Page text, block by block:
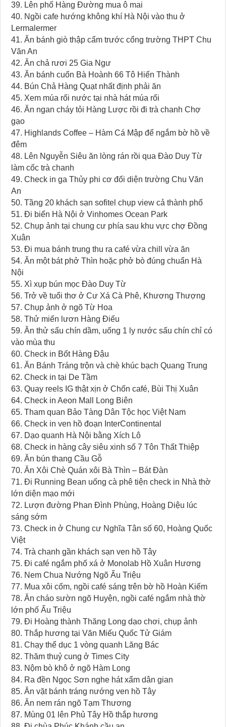
39. Lên phố Hàng Đường mua ô mai
40. Ngồi cafe hướng không khí Hà Nội vào thu ở
Lermalermer
41. Ăn bánh giò thập cẩm trước cổng trường THPT Chu
Văn An
42. Ăn chả rươi 25 Gia Ngư
43. Ăn bánh cuốn Bà Hoành 66 Tô Hiến Thành
44. Bún Chả Hàng Quạt nhất định phải ăn
45. Xem múa rối nước tại nhà hát múa rối
46. Ăn ngan cháy tỏi Hàng Lược rồi đi trà chanh Chợ
gạo
47. Highlands Coffee – Hàm Cá Mập để ngắm bờ hồ về
đêm
48. Lên Nguyễn Siêu ăn lòng rán rồi qua Đào Duy Từ
làm cốc trà chanh
49. Check in ga Thủy phi cơ đối diện trường Chu Văn
An
50. Tầng 20 khách sạn sofitel chụp view cả thành phố
51. Đi biển Hà Nội ở Vinhomes Ocean Park
52. Chụp ảnh tại chung cư phía sau khu vực chợ Đồng
Xuân
53. Đi mua bánh trung thu ra café vừa chill vừa ăn
54. Ăn một bát phở Thìn hoặc phở bò đúng chuẩn Hà
Nội
55. Xì xụp bún mọc Đào Duy Từ
56. Trở về tuổi thơ ở Cư Xá Cà Phê, Khương Thượng
57. Chụp ảnh ở ngõ Từ Hoa
58. Thử miến lươn Hàng Điếu
59. Ăn thử sấu chín dầm, uống 1 ly nước sấu chín chỉ có
vào mùa thu
60. Check in Bốt Hàng Đậu
61. Ăn Bánh Tráng trộn và chè khúc bạch Quang Trung
62. Check in tại De Tầm
63. Quay reels IG thật xịn ở Chốn café, Bùi Thị Xuân
64. Check in Aeon Mall Long Biên
65. Tham quan Bảo Tàng Dân Tộc học Việt Nam
66. Check in ven hồ đoạn InterContinental
67. Dạo quanh Hà Nội bằng Xích Lô
68. Check in hàng cây siêu xinh số 7 Tôn Thất Thiệp
69. Ăn bún thang Cầu Gỗ
70. Ăn Xôi Chè Quán xôi Bà Thìn – Bát Đàn
71. Đi Running Bean uống cà phê tiện check in Nhà thờ
lớn diện mạo mới
72. Lượn đường Phan Đình Phùng, Hoàng Diệu lúc
sáng sớm
73. Check in ở Chung cư Nghĩa Tân số 60, Hoàng Quốc
Việt
74. Trà chanh gần khách sạn ven hồ Tây
75. Đi café ngắm phố xá ở Monolab Hồ Xuân Hương
76. Nem Chua Nướng Ngõ Ấu Triệu
77. Mua xôi cốm, ngồi café sáng trên bờ hồ Hoàn Kiếm
78. Ăn cháo sườn ngõ Huyện, ngồi café ngắm nhà thờ
lớn phố Ấu Triệu
79. Đi Hoàng thành Thăng Long dạo chơi, chụp ảnh
80. Thắp hương tại Văn Miếu Quốc Tử Giám
81. Chạy thể dục 1 vòng quanh Lăng Bác
82. Thăm thuỷ cung ở Times City
83. Nộm bò khô ở ngõ Hàm Long
84. Ra đền Ngọc Sơn nghe hát xẩm dân gian
85. Ăn vặt bánh tráng nướng ven hồ Tây
86. Ăn nem rán ngõ Tạm Thương
87. Mùng 01 lên Phủ Tây Hồ thắp hương